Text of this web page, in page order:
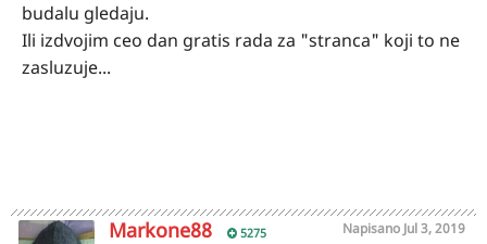
budalu gledaju.
Ili izdvojim ceo dan gratis rada za "stranca" koji to ne
zasluzuje...
Markone88 5275 Napisano Jul 3, 2019